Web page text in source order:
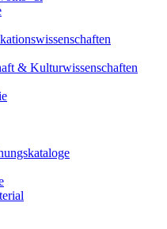
& Kulturwissenschaften